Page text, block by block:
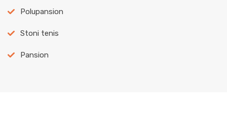
Polupansion
Stoni tenis
Pansion